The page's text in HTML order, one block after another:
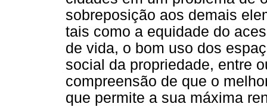
sobreposição aos demais
tais como a equidade do
de vida, o bom uso dos
social da propriedade, entre
compreensão de que o
que permite a sua máxima